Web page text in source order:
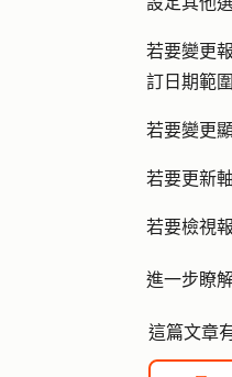
若要變更
訂日期範
若要變更
若要更新
若要檢視
進一步瞭
這篇文章